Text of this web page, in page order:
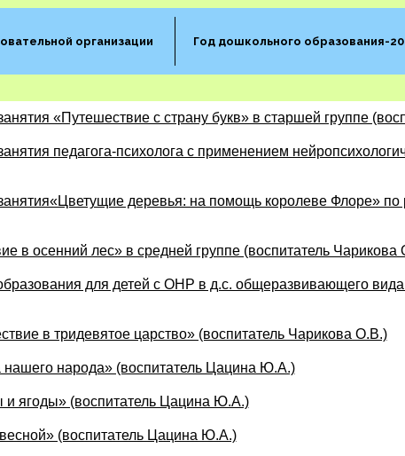
организации Год дошкольного образования-
«Путешествие с страну букв» в старшей группе
педагога-психолога с применением
деревья: на помощь королеве Флоре» по
в осенний лес» в средней группе (воспитатель Чарикова
для детей с ОНР в д.с. общеразвивающего
в тридевятое царство» (воспитатель Чарикова О.В.)
народа» (воспитатель Цацина Ю.А.)
и ягоды» (воспитатель Цацина Ю.А.)
(воспитатель Цацина Ю.А.)